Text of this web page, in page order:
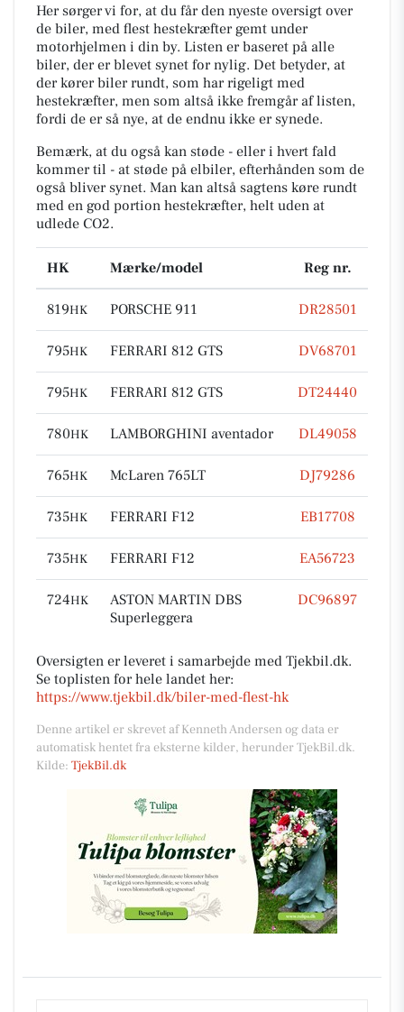
Her sørger vi for, at du får den nyeste oversigt over
de biler, med flest hestekræfter gemt under
motorhjelmen i din by. Listen er baseret på alle
biler, der er blevet synet for nylig. Det betyder, at
der kører biler rundt, som har rigeligt med
hestekræfter, men som altså ikke fremgår af listen,
fordi de er så nye, at de endnu ikke er synede.
Bemærk, at du også kan støde - eller i hvert fald
kommer til - at støde på elbiler, efterhånden som de
også bliver synet. Man kan altså sagtens køre rundt
med en god portion hestekræfter, helt uden at
udlede CO2.
HK Mærke/model Reg nr.
819HK PORSCHE 911 DR28501
795HK FERRARI 812 GTS DV68701
795HK FERRARI 812 GTS DT24440
780HK LAMBORGHINI aventador DL49058
765HK McLaren 765LT DJ79286
735HK FERRARI F12 EB17708
735HK FERRARI F12 EA56723
724HK
ASTON MARTIN DBS
Superleggera
DC96897
Oversigten er leveret i samarbejde med Tjekbil.dk.
Se toplisten for hele landet her:
https://www.tjekbil.dk/biler-med-flest-hk
Denne artikel er skrevet af Kenneth Andersen og data er
automatisk hentet fra eksterne kilder, herunder TjekBil.dk.
Kilde: TjekBil.dk